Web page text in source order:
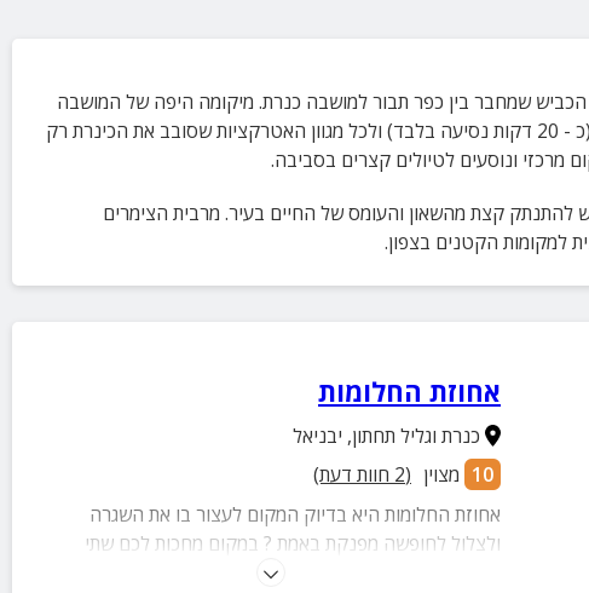
שמחבר בין כפר תבור למושבה כנרת. מיקומה היפה של המושבה
הפך אותה עם השנים ליעד מבוקש לתיירות פנים. הקרבה של יבניאל לכינרת (כ - 20 דקות נסיעה בלבד) ולכל מגוון האטרקציות שסובב את הכינרת רק
מרכזי ונוסעים לטיולים קצרים בסביבה.
להתנתק קצת מהשאון והעומס של החיים בעיר. מרבית הצימרים
למקומות הקטנים בצפון.
אחוזת החלומות
כנרת וגליל תחתון, יבניאל
10 מצוין (
2 חוות דעת)
אחוזת החלומות היא בדיוק המקום לעצור בו את השגרה
ולצלול לחופשה מפנקת באמת ? במקום מחכות לכם שתי
יחידות אירוח מרווחות ומאובזרות אחת זוגית ואחת משפחתית